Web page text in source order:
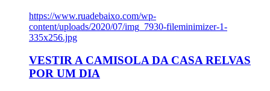
https://www.ruadebaixo.com/wp-
content/uploads/2020/07/img_7930-fileminimizer-1-
335x256.jpg
VESTIR A CAMISOLA DA CASA RELVAS
POR UM DIA